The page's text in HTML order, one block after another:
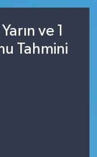
ve 1
Tahmini